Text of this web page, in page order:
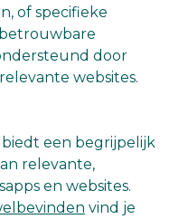
of specifieke
door
websites.
biedt een begrijpelijk
relevante,
en websites.
vind je